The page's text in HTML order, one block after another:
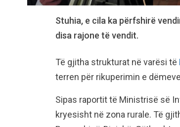
Stuhia, e cila ka përfshirë
disa rajone të vendit.
Të gjitha strukturat në varësi të
terren për rikuperimin e
Sipas raportit të Ministrisë së
kryesisht në zona rurale. Të